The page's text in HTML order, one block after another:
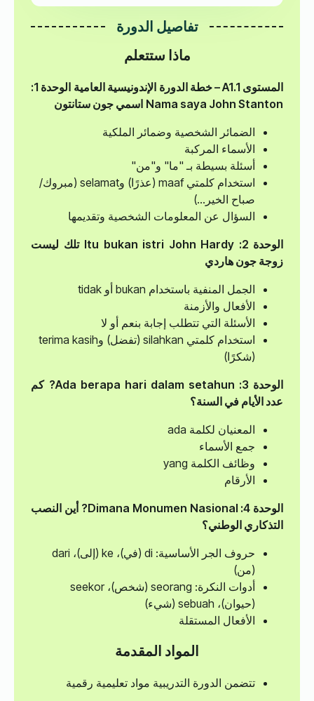
تفاصيل الدورة
ماذا ستتعلم
المستوى A1.1 – خطة الدورة الإندونيسية العامية
الوحدة 1:
Nama saya John Stanton اسمي جون ستانتون
الضمائر الشخصية وضمائر الملكية
الأسماء المركبة
أسئلة بسيطة بـ "ما" و"من"
استخدام كلمتي maaf (عذرًا) وselamat (مبروك/
صباح الخير...)
السؤال عن المعلومات الشخصية وتقديمها
الوحدة 2: Itu bukan istri John Hardy
تلك ليست
زوجة جون هاردي
الجمل المنفية باستخدام bukan أو tidak
الأفعال والأزمنة
الأسئلة التي تتطلب إجابة بنعم أو لا
استخدام كلمتي silahkan (تفضل) وterima kasih
(شكرًا)
الوحدة 3: Ada berapa hari dalam setahun?
كم
عدد الأيام في السنة؟
المعنيان لكلمة ada
جمع الأسماء
وظائف الكلمة yang
الأرقام
الوحدة 4: Dimana Monumen Nasional?
أين النصب
التذكاري الوطني؟
حروف الجر الأساسية: di (في)، ke (إلى)، dari
(من)
أدوات النكرة: seorang (شخص)، seekor
(حيوان)، sebuah (شيء)
الأفعال المستقلة
المواد المقدمة
تتضمن الدورة التدريبية مواد تعليمية رقمية